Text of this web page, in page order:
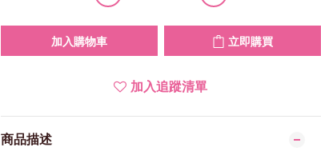
加入購物車 立即購買
加入追蹤清單
商品描述